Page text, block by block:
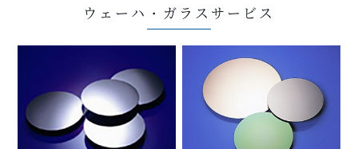
ウェーハ・ガラスサービス